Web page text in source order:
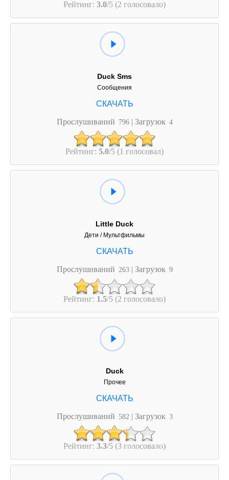
Рейтинг: 3.0/5 (2 голосовало)
Duck Sms
Сообщения
Прослушиваний 796 | Загрузок 4
Рейтинг: 5.0/5 (1 голосовал)
Little Duck
Дети / Мультфильмы
Прослушиваний 263 | Загрузок 9
Рейтинг: 1.5/5 (2 голосовало)
Duck
Прочее
Прослушиваний 582 | Загрузок 3
Рейтинг: 3.3/5 (3 голосовало)